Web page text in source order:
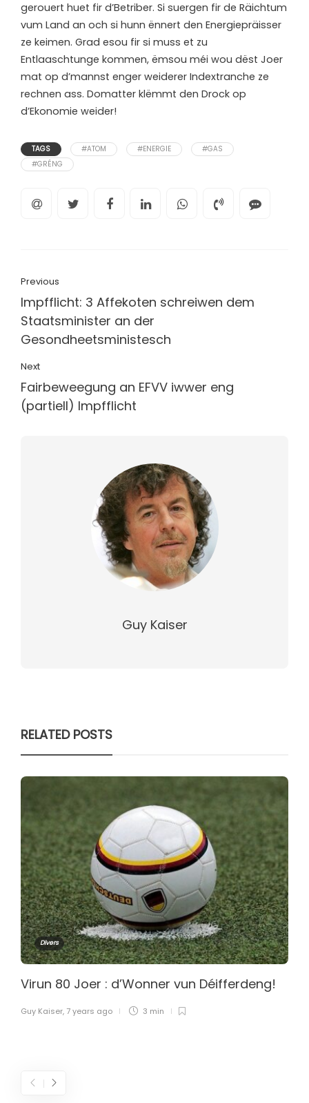
gerouert huet fir d’Betriber. Si suergen fir de Räichtum
vum Land an och si hunn ënnert den Energiepräisser
ze keimen. Grad esou fir si muss et zu
Entlaaschtunge kommen, ëmsou méi wou dëst Joer
mat op d’mannst enger weiderer Indextranche ze
rechnen ass. Domatter klëmmt den Drock op
d’Ekonomie weider!
TAGS #ATOM #ENERGIE
#GAS
#GRÉNG
Previous
Impfflicht: 3 Affekoten schreiwen dem
Staatsminister an der
Gesondheetsministesch
Next
Fairbeweegung an EFVV iwwer eng
(partiell) Impfflicht
Guy Kaiser
RELATED POSTS
Divers
Virun 80 Joer : d’Wonner vun Déifferdeng!
Guy Kaiser, 7 years ago 3 min